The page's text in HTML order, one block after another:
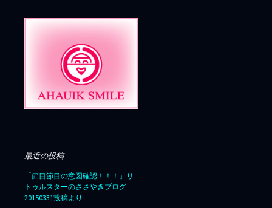
最近の投稿
「節目節目の意図確認！！！」リ
トゥルスターのささやきブログ
20150331投稿より